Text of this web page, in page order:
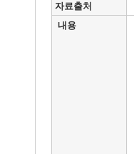
자료출처
내용